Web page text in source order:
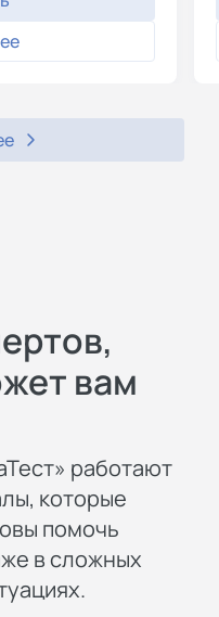
вам
работают
которые
помочь
в сложных